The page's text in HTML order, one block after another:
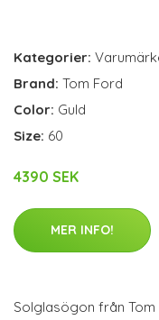
Kategorier:
Brand: Tom Ford
Color: Guld
Size: 60
4390 SEK
MER INFO!
Solglasögon från